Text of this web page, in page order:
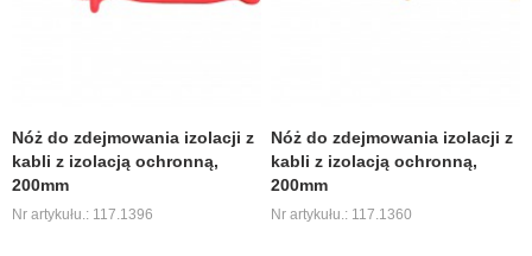
Nóż do zdejmowania izolacji z
kabli z izolacją ochronną,
200mm
Nr artykułu.: 117.1396
Nóż do zdejmowania izolacji z
kabli z izolacją ochronną,
200mm
Nr artykułu.: 117.1360